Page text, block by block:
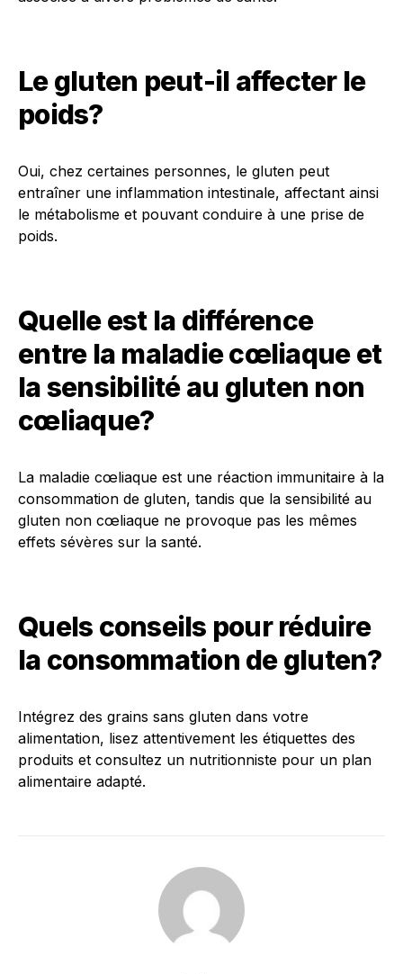
Le gluten peut-il affecter le
poids?
Oui, chez certaines personnes, le gluten peut
entraîner une inflammation intestinale, affectant ainsi
le métabolisme et pouvant conduire à une prise de
poids.
Quelle est la différence
entre la maladie cœliaque et
la sensibilité au gluten non
cœliaque?
La maladie cœliaque est une réaction immunitaire à la
consommation de gluten, tandis que la sensibilité au
gluten non cœliaque ne provoque pas les mêmes
effets sévères sur la santé.
Quels conseils pour réduire
la consommation de gluten?
Intégrez des grains sans gluten dans votre
alimentation, lisez attentivement les étiquettes des
produits et consultez un nutritionniste pour un plan
alimentaire adapté.